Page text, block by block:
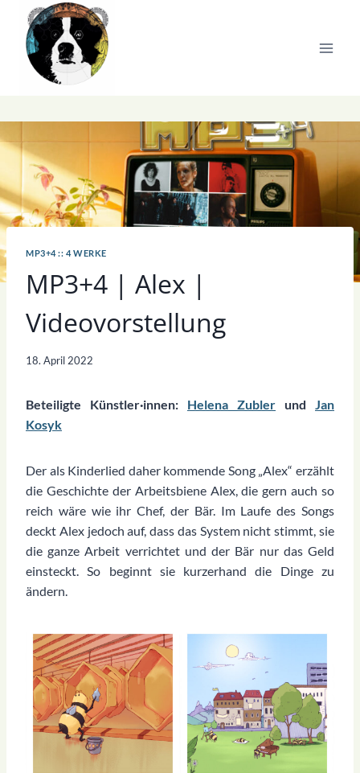
Inhalt
springen
MP3+4 :: 4 WERKE
MP3+4 | Alex |
Videovorstellung
18. April 2022
Beteiligte Künstler·innen: Helena Zubler und
Jan
Kosyk
Der als Kinderlied daher kommende Song „Alex“ erzählt
die Geschichte der Arbeitsbiene Alex, die gern auch so
reich wäre wie ihr Chef, der Bär. Im Laufe des Songs
deckt Alex jedoch auf, dass das System nicht stimmt, sie
die ganze Arbeit verrichtet und der Bär nur das Geld
einsteckt. So beginnt sie kurzerhand die Dinge zu
ändern.